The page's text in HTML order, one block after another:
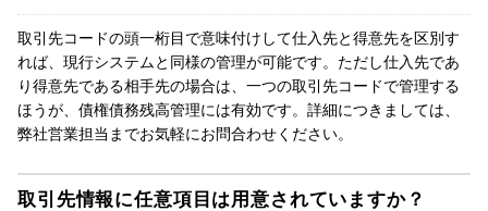
取引先コードの頭一桁目で意味付けして仕入先と得意先を区別す
れば、現行システムと同様の管理が可能です。ただし仕入先であ
り得意先である相手先の場合は、一つの取引先コードで管理する
ほうが、債権債務残高管理には有効です。詳細につきましては、
弊社営業担当までお気軽にお問合わせください。
取引先情報に任意項目は用意されていますか？